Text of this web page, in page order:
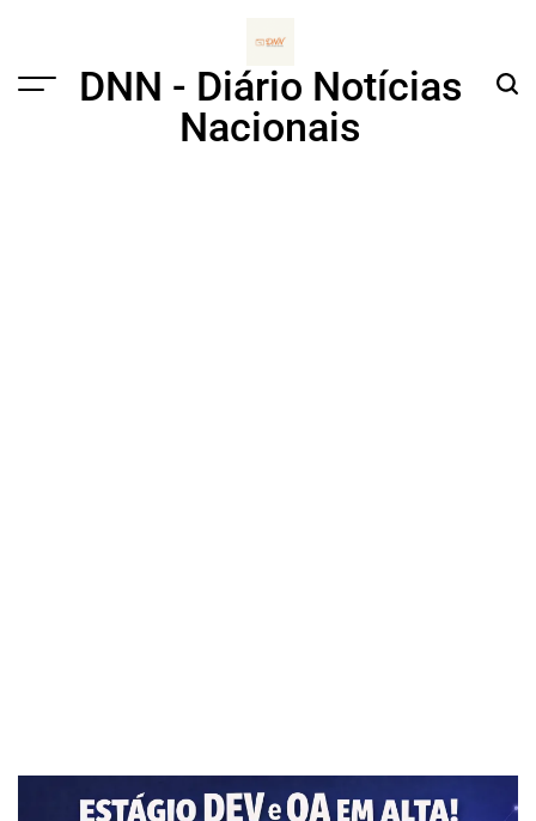
Menu
DNN - Diário Notícias
Nacionais